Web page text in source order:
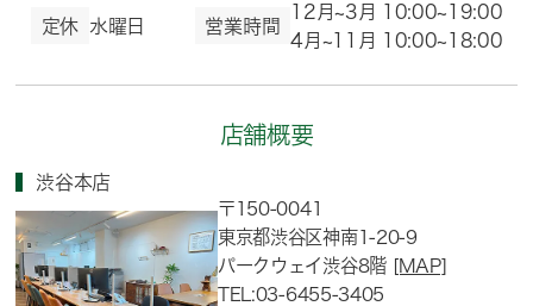
定休 水曜日 営業時間
12月~3月 10:00~19:00
4月~11月 10:00~18:00
店舗概要
渋谷本店
〒150-0041
東京都渋谷区神南1-20-9
パークウェイ渋谷8階 [MAP]
TEL:03-6455-3405